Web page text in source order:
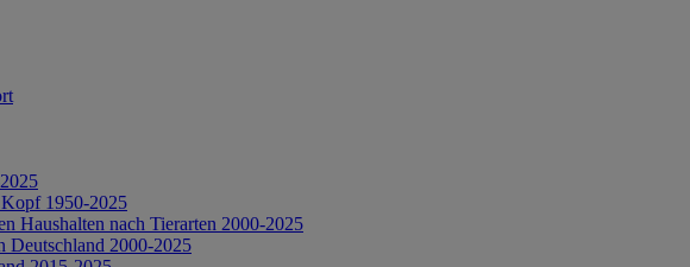
1950-2025
Haushalten nach Tierarten 2000-2025
Deutschland 2000-2025